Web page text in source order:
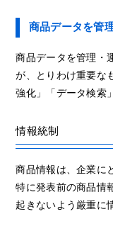
商品データを管
商品データを管理・
が、とりわけ重要な
強化」「データ検索
情報統制
商品情報は、企業に
特に発表前の商品情
起きないよう厳重に